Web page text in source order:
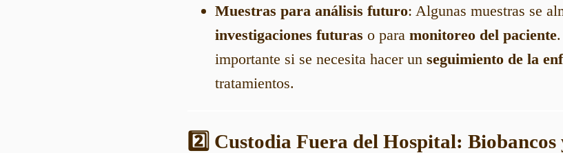
Muestras para análisis futuro: Algunas muestras se
investigaciones futuras o para monitoreo del paciente
importante si se necesita hacer un seguimiento de la
tratamientos.
2️⃣ Custodia Fuera del Hospital: Biobancos